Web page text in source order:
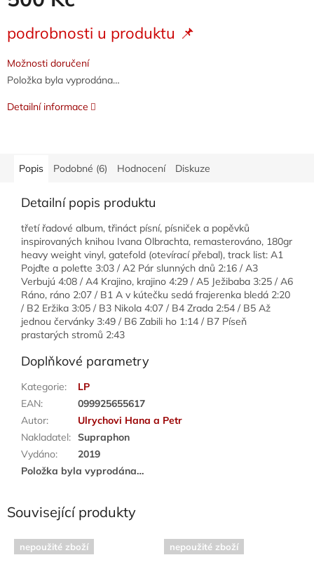
cena:
podrobnosti u produktu 📌
Možnosti doručení
Položka byla vyprodána…
Detailní informace
Popis Podobné (6) Hodnocení Diskuze
Detailní popis produktu
třetí řadové album, třináct písní, písniček a popěvků
inspirovaných knihou Ivana Olbrachta, remasterováno, 180gr
heavy weight vinyl, gatefold (otevírací přebal), track list: A1
Pojďte a poleťte 3:03 / A2 Pár slunných dnů 2:16 / A3
Verbujú 4:08 / A4 Krajino, krajino 4:29 / A5 Ježibaba 3:25 / A6
Ráno, ráno 2:07 / B1 A v kútečku sedá frajerenka bledá 2:20
/ B2 Eržika 3:05 / B3 Nikola 4:07 / B4 Zrada 2:54 / B5 Až
jednou červánky 3:49 / B6 Zabili ho 1:14 / B7 Píseň
prastarých stromů 2:43
Doplňkové parametry
Kategorie:
LP
EAN:
099925655617
Autor:
Ulrychovi Hana a Petr
Nakladatel: Supraphon
Vydáno:
2019
Položka byla vyprodána…
Související produkty
nepoužité zboží nepoužité zboží